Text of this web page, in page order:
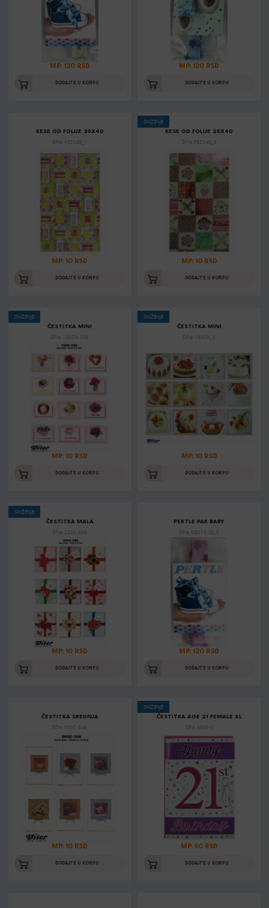
MP: 120 RSD
DODAJTE U KORPU
MP: 120 RSD
DODAJTE U KORPU
KESE OD FOLIJE 25X40
Šifra: PE2540_1
MP: 10 RSD
DODAJTE U KORPU
SNIŽENJE
KESE OD FOLIJE 25X40
Šifra: PE2540_3
MP: 10 RSD
DODAJTE U KORPU
SNIŽENJE
ČESTITKA MINI
Šifra: 100CN-256
MP: 10 RSD
DODAJTE U KORPU
SNIŽENJE
ČESTITKA MINI
Šifra: 100CN_5
MP: 10 RSD
DODAJTE U KORPU
SNIŽENJE
ČESTITKA MALA
Šifra: 200C-388
MP: 10 RSD
DODAJTE U KORPU
PERTLE PAR BABY
Šifra: DB073-SB_5
MP: 120 RSD
DODAJTE U KORPU
ČESTITKA SREDNJA
Šifra: 500C-346
MP: 10 RSD
DODAJTE U KORPU
SNIŽENJE
ČESTITKA AGE 21 FEMALE XL
Šifra: 4989-C
MP: 50 RSD
DODAJTE U KORPU